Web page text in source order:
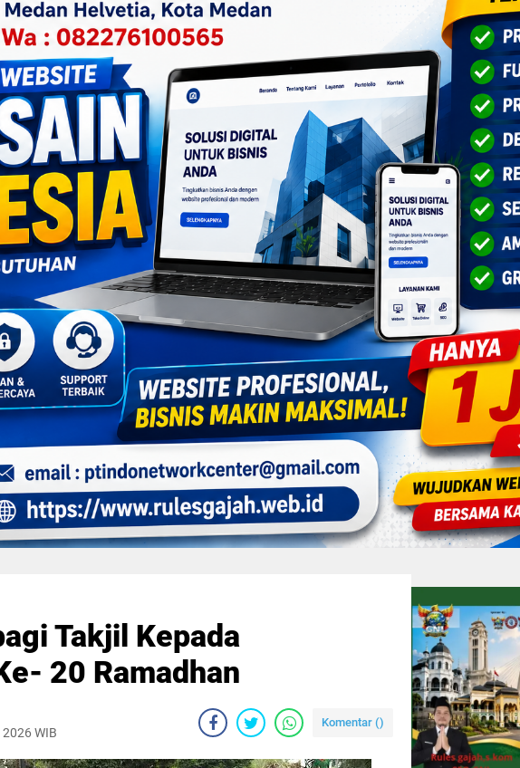
Takjil Kepada
20 Ramadhan
WIB
Komentar ()